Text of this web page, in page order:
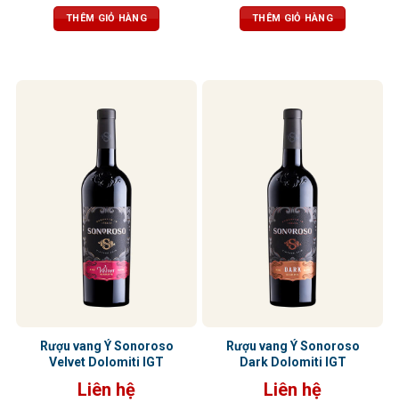
vị cao quý. Vị rượu đậm, tannin
mượt mà và cân bằng, để lại hậu vị
THÊM GIỎ HÀNG
tượng khó quênTHÊM GIỎ HÀNG
Rượu vang Ý Sonoroso
Velvet Dolomiti IGT
Liên hệ
Rượu vang Ý Sonoroso
Dark Dolomiti IGT
Liên hệ